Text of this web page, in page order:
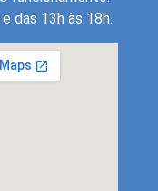
das 13h às 18h.